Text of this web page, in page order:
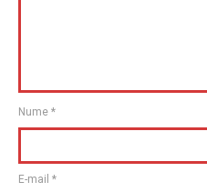
Nume *
E-mail *